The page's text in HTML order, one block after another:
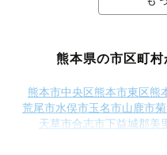
熊本県の市区町
熊本市中央区熊本市東区熊
荒尾市水俣市玉名市山鹿市
天草市合志市下益城郡美